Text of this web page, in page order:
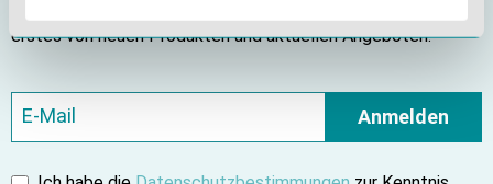
erstes von neuen Produkten und aktuellen Angeboten.
Anmelden